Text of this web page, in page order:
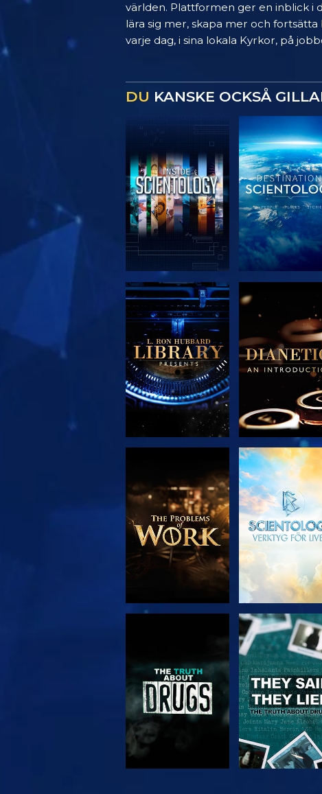
världen. Plattformen ger en inblick i
lära sig mer, skapa mer och
varje dag, i sina lokala Kyrkor, på
DU KANSKE OCKSÅ
UTFORSKA
SERIEN
UTFORSKA
SERIEN
UTFORSKA
SERIEN
TITTA
TITTA